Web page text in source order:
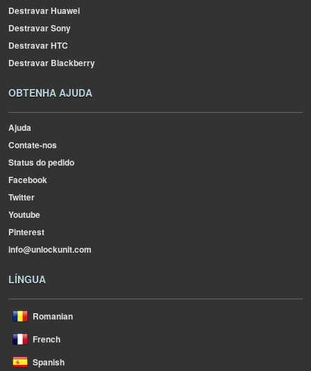
Destravar Huawei
Destravar Sony
Destravar HTC
Destravar Blackberry
OBTENHA AJUDA
Ajuda
Contate-nos
Status do pedido
Facebook
Twitter
Youtube
Pinterest
info@unlockunit.com
LÍNGUA
Romanian
French
Spanish